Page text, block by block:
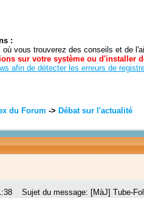
:
vous trouverez des conseils et de
sur votre système ou d'installer
afin de détecter les erreurs de
du Forum -> Débat sur l'actualité
Sujet du message: [MàJ] Tube-